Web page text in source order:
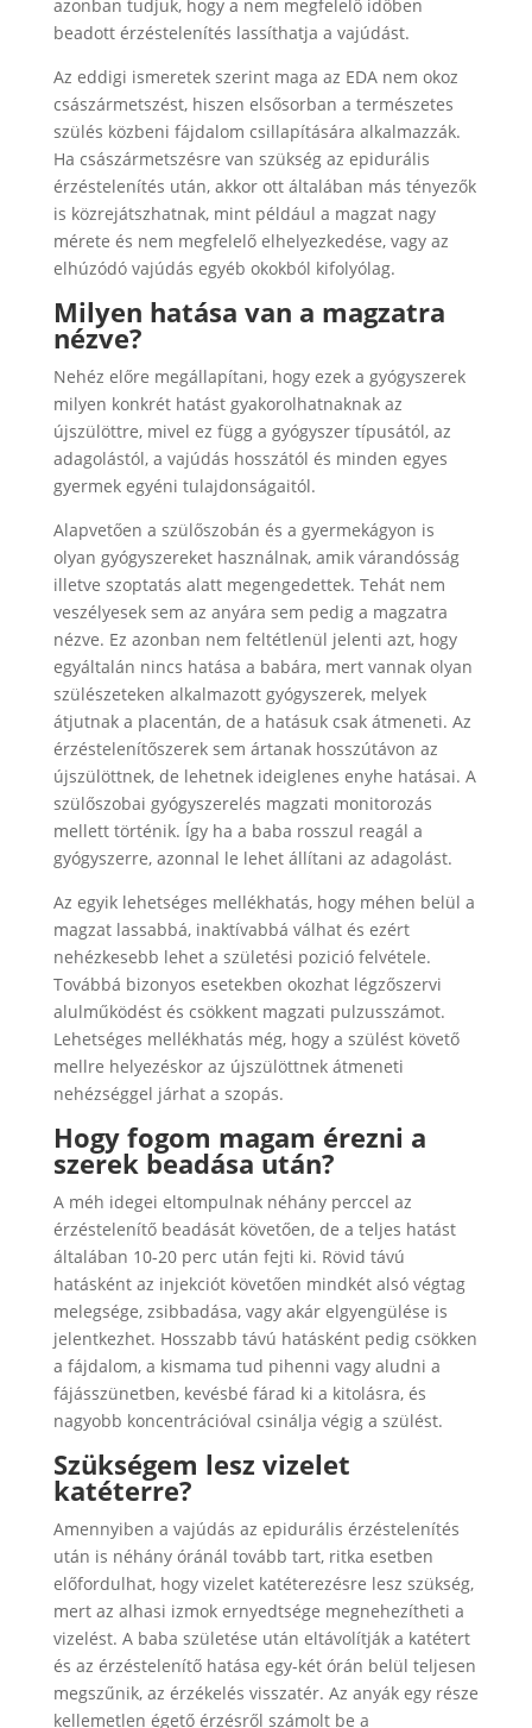
azonban tudjuk, hogy a nem megfelelő időben
beadott érzéstelenítés lassíthatja a vajúdást.
Az eddigi ismeretek szerint maga az EDA nem okoz
császármetszést, hiszen elsősorban a természetes
szülés közbeni fájdalom csillapítására alkalmazzák.
Ha császármetszésre van szükség az epidurális
érzéstelenítés után, akkor ott általában más tényezők
is közrejátszhatnak, mint például a magzat nagy
mérete és nem megfelelő elhelyezkedése, vagy az
elhúzódó vajúdás egyéb okokból kifolyólag.
Milyen hatása van a magzatra
nézve?
Nehéz előre megállapítani, hogy ezek a gyógyszerek
milyen konkrét hatást gyakorolhatnaknak az
újszülöttre, mivel ez függ a gyógyszer típusától, az
adagolástól, a vajúdás hosszától és minden egyes
gyermek egyéni tulajdonságaitól.
Alapvetően a szülőszobán és a gyermekágyon is
olyan gyógyszereket használnak, amik várandósság
illetve szoptatás alatt megengedettek. Tehát nem
veszélyesek sem az anyára sem pedig a magzatra
nézve. Ez azonban nem feltétlenül jelenti azt, hogy
egyáltalán nincs hatása a babára, mert vannak olyan
szülészeteken alkalmazott gyógyszerek, melyek
átjutnak a placentán, de a hatásuk csak átmeneti. Az
érzéstelenítőszerek sem ártanak hosszútávon az
újszülöttnek, de lehetnek ideiglenes enyhe hatásai. A
szülőszobai gyógyszerelés magzati monitorozás
mellett történik. Így ha a baba rosszul reagál a
gyógyszerre, azonnal le lehet állítani az adagolást.
Az egyik lehetséges mellékhatás, hogy méhen belül a
magzat lassabbá, inaktívabbá válhat és ezért
nehézkesebb lehet a születési pozició felvétele.
Továbbá bizonyos esetekben okozhat légzőszervi
alulműködést és csökkent magzati pulzusszámot.
Lehetséges mellékhatás még, hogy a szülést követő
mellre helyezéskor az újszülöttnek átmeneti
nehézséggel járhat a szopás.
Hogy fogom magam érezni a
szerek beadása után?
A méh idegei eltompulnak néhány perccel az
érzéstelenítő beadását követően, de a teljes hatást
általában 10-20 perc után fejti ki. Rövid távú
hatásként az injekciót követően mindkét alsó végtag
melegsége, zsibbadása, vagy akár elgyengülése is
jelentkezhet. Hosszabb távú hatásként pedig csökken
a fájdalom, a kismama tud pihenni vagy aludni a
fájásszünetben, kevésbé fárad ki a kitolásra, és
nagyobb koncentrációval csinálja végig a szülést.
Szükségem lesz vizelet
katéterre?
Amennyiben a vajúdás az epidurális érzéstelenítés
után is néhány óránál tovább tart, ritka esetben
előfordulhat, hogy vizelet katéterezésre lesz szükség,
mert az alhasi izmok ernyedtsége megnehezítheti a
vizelést. A baba születése után eltávolítják a katétert
és az érzéstelenítő hatása egy-két órán belül teljesen
megszűnik, az érzékelés visszatér. Az anyák egy része
kellemetlen égető érzésről számolt be a